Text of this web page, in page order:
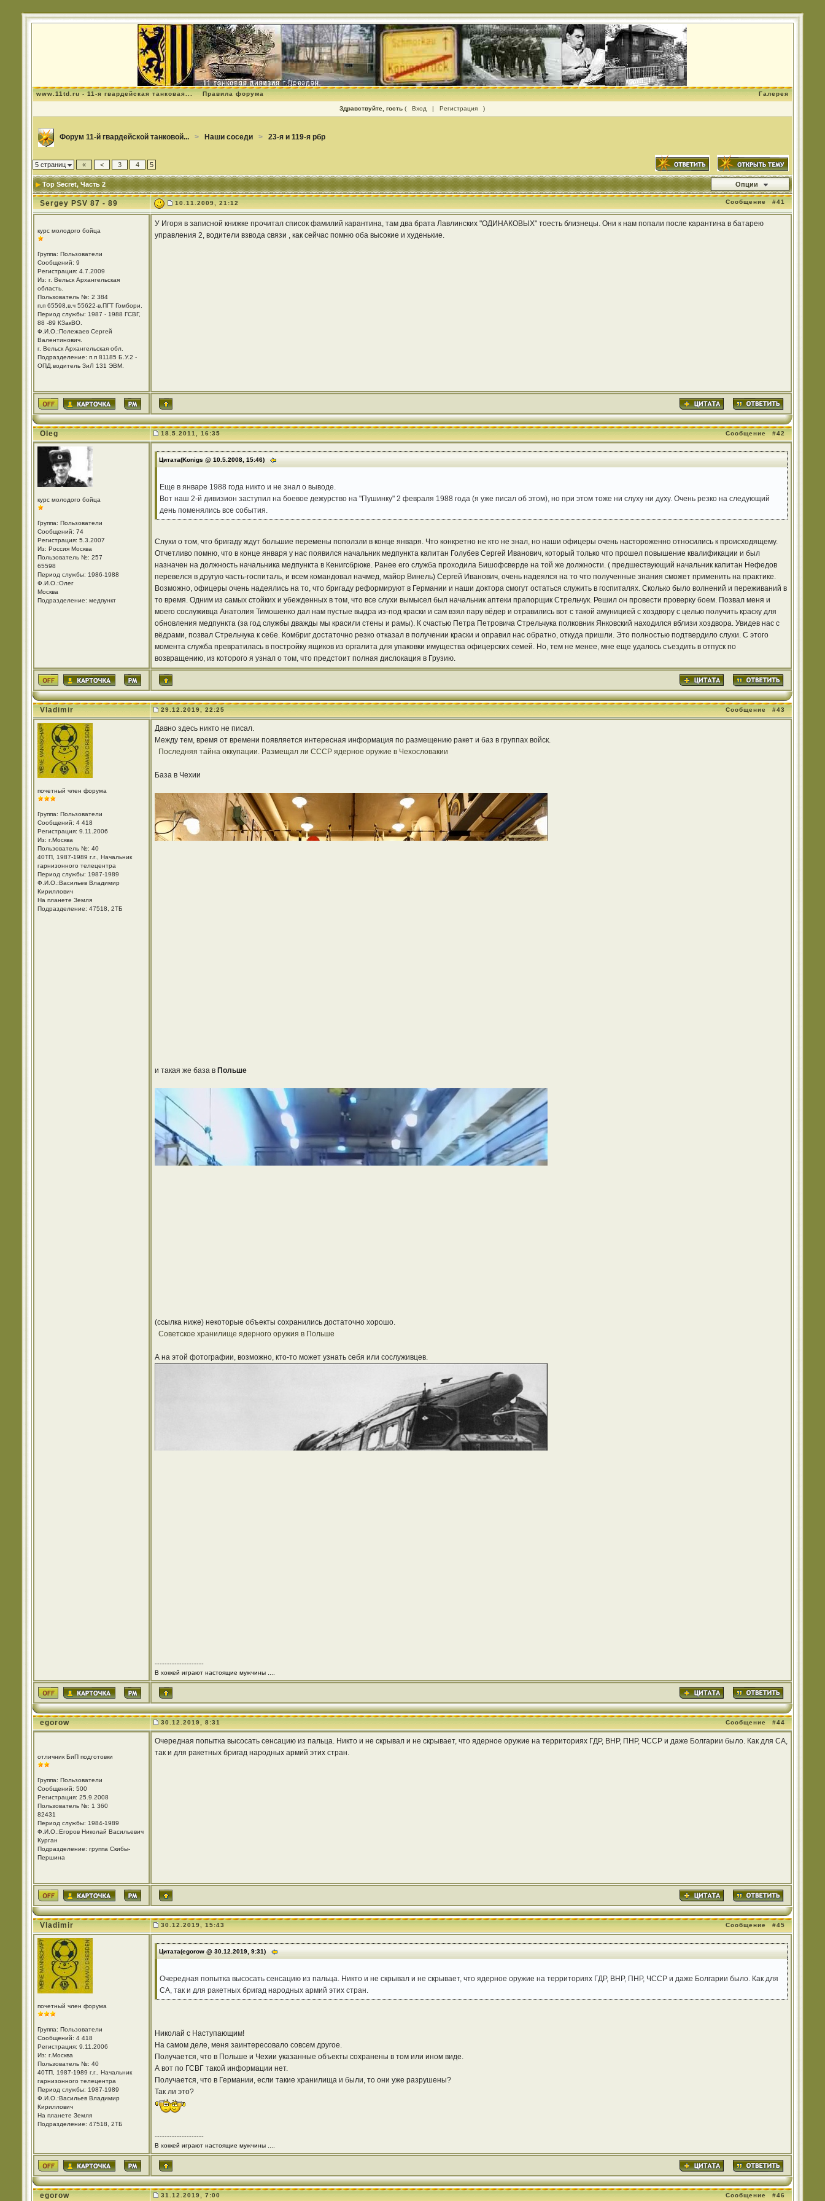
www.11td.ru - 11-я гвардейская танковая... Правила форума Галерея
Здравствуйте, гость ( Вход | Регистрация )
Форум 11-й гвардейской танковой... > Наши соседи > 23-я и 119-я рбр
5 страниц « < 3 4 5
Top Secret, Часть 2 Опции
Sergey PSV 87 - 89 10.11.2009, 21:12 Сообщение #41
курс молодого бойца
Группа: Пользователи
Сообщений: 9
Регистрация: 4.7.2009
Из: г. Вельск Архангельская
область.
Пользователь №: 2 384
п.п 65598,в.ч 55622-в.ПГТ Гомбори.
Период службы: 1987 - 1988 ГСВГ,
88 -89 КЗакВО.
Ф.И.О.:Полежаев Сергей
Валентинович.
г. Вельск Архангельская обл.
Подразделение: п.п 81185 Б.У.2 -
ОПД.водитель ЗиЛ 131 ЭВМ.
У Игоря в записной книжке прочитал список фамилий карантина, там два брата Лавлинских "ОДИНАКОВЫХ" тоесть близнецы. Они к нам попали после карантина в батарею
управления 2, водители взвода связи , как сейчас помню оба высокие и худенькие.
Oleg 18.5.2011, 16:35 Сообщение #42
курс молодого бойца
Группа: Пользователи
Сообщений: 74
Регистрация: 5.3.2007
Из: Россия Москва
Пользователь №: 257
65598
Период службы: 1986-1988
Ф.И.О.:Олег
Москва
Подразделение: медпункт
Цитата(Konigs @ 10.5.2008, 15:46)
Еще в январе 1988 года никто и не знал о выводе.
Вот наш 2-й дивизион заступил на боевое дежурство на "Пушинку" 2 февраля 1988 года (я уже писал об этом), но при этом тоже ни слуху ни духу. Очень резко на следующий
день поменялись все события.
Слухи о том, что бригаду ждут большие перемены поползли в конце января. Что конкретно не кто не знал, но наши офицеры очень настороженно относились к происходящему.
Отчетливо помню, что в конце января у нас появился начальник медпункта капитан Голубев Сергей Иванович, который только что прошел повышение квалификации и был
назначен на должность начальника медпункта в Кенигсбрюке. Ранее его служба проходила Бишофсверде на той же должности. ( предшествующий начальник капитан Нефедов
перевелся в другую часть-госпиталь, и всем командовал начмед, майор Винель) Сергей Иванович, очень надеялся на то что полученные знания сможет применить на практике.
Возможно, офицеры очень надеялись на то, что бригаду реформируют в Германии и наши доктора смогут остаться служить в госпиталях. Сколько было волнений и переживаний в
то время. Одним из самых стойких и убежденных в том, что все слухи вымысел был начальник аптеки прапорщик Стрельчук. Решил он провести проверку боем. Позвал меня и
моего сослуживца Анатолия Тимошенко дал нам пустые выдра из-под краски и сам взял пару вёдер и отравились вот с такой амуницией с хоздвору с целью получить краску для
обновления медпункта (за год службы дважды мы красили стены и рамы). К счастью Петра Петровича Стрельчука полковник Янковский находился вблизи хоздвора. Увидев нас с
вёдрами, позвал Стрельчука к себе. Комбриг достаточно резко отказал в получении краски и оправил нас обратно, откуда пришли. Это полностью подтвердило слухи. С этого
момента служба превратилась в постройку ящиков из оргалита для упаковки имущества офицерских семей. Но, тем не менее, мне еще удалось съездить в отпуск по
возвращению, из которого я узнал о том, что предстоит полная дислокация в Грузию.
Vladimir 29.12.2019, 22:25 Сообщение #43
почетный член форума
Группа: Пользователи
Сообщений: 4 418
Регистрация: 9.11.2006
Из: г.Москва
Пользователь №: 40
40ТП, 1987-1989 г.г., Начальник
гарнизонного телецентра
Период службы: 1987-1989
Ф.И.О.:Васильев Владимир
Кириллович
На планете Земля
Подразделение: 47518, 2ТБ
Давно здесь никто не писал.
Между тем, время от времени появляется интересная информация по размещению ракет и баз в группах войск.
Последняя тайна оккупации. Размещал ли СССР ядерное оружие в Чехословакии
База в Чехии
и такая же база в Польше
(ссылка ниже) некоторые объекты сохранились достаточно хорошо.
Советское хранилище ядерного оружия в Польше
А на этой фотографии, возможно, кто-то может узнать себя или сослуживцев.
--------------------
В хоккей играют настоящие мужчины ....
egorow 30.12.2019, 8:31 Сообщение #44
отличник БиП подготовки
Группа: Пользователи
Сообщений: 500
Регистрация: 25.9.2008
Пользователь №: 1 360
82431
Период службы: 1984-1989
Ф.И.О.:Егоров Николай Васильевич
Курган
Подразделение: группа Скибы-
Першина
Очередная попытка высосать сенсацию из пальца. Никто и не скрывал и не скрывает, что ядерное оружие на территориях ГДР, ВНР, ПНР, ЧССР и даже Болгарии было. Как для СА,
так и для ракетных бригад народных армий этих стран.
Vladimir 30.12.2019, 15:43 Сообщение #45
почетный член форума
Группа: Пользователи
Сообщений: 4 418
Регистрация: 9.11.2006
Из: г.Москва
Пользователь №: 40
40ТП, 1987-1989 г.г., Начальник
гарнизонного телецентра
Период службы: 1987-1989
Ф.И.О.:Васильев Владимир
Кириллович
На планете Земля
Подразделение: 47518, 2ТБ
Цитата(egorow @ 30.12.2019, 9:31)
Очередная попытка высосать сенсацию из пальца. Никто и не скрывал и не скрывает, что ядерное оружие на территориях ГДР, ВНР, ПНР, ЧССР и даже Болгарии было. Как для
СА, так и для ракетных бригад народных армий этих стран.
Николай с Наступающим!
На самом деле, меня заинтересовало совсем другое.
Получается, что в Польше и Чехии указанные объекты сохранены в том или ином виде.
А вот по ГСВГ такой информации нет.
Получается, что в Германии, если такие хранилища и были, то они уже разрушены?
Так ли это?
--------------------
В хоккей играют настоящие мужчины ....
egorow 31.12.2019, 7:00 Сообщение #46